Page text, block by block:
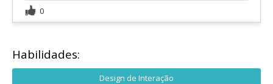
0
Habilidades:
Design de Interação